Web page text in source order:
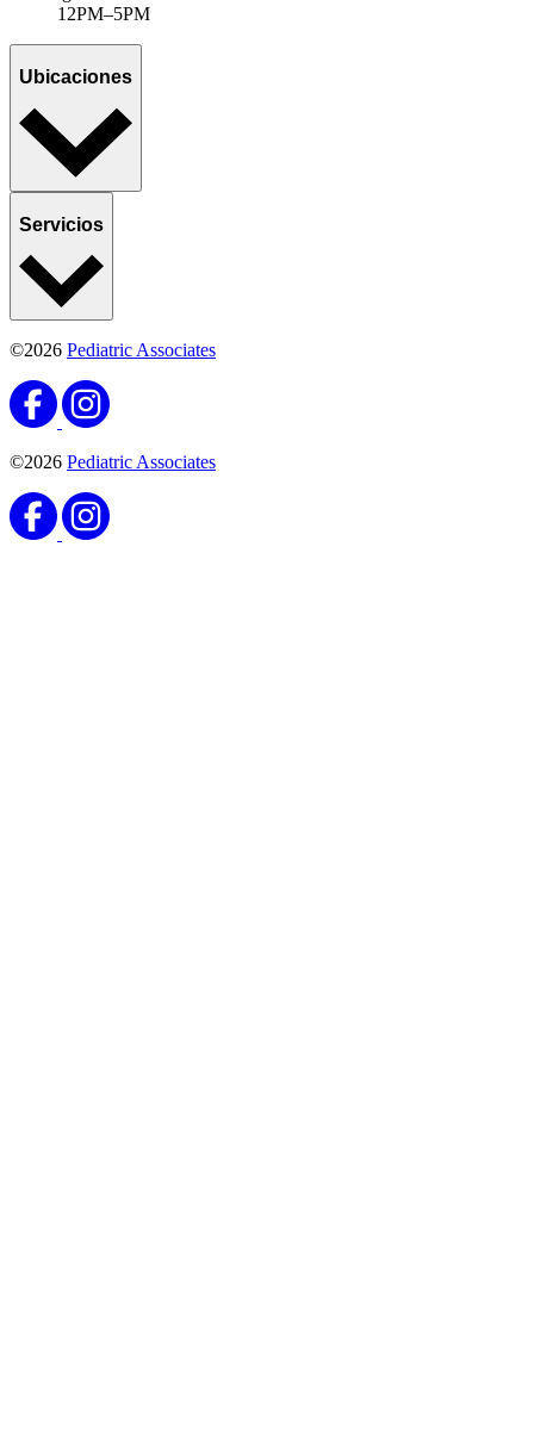
12PM–5PM
Ubicaciones
Servicios
©2026 Pediatric Associates
©2026 Pediatric Associates